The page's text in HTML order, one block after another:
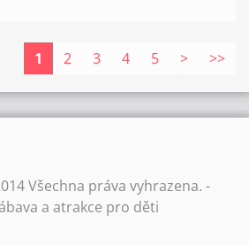
1 2 3 4 5 > >>
Všechna práva vyhrazena. -
a atrakce pro děti